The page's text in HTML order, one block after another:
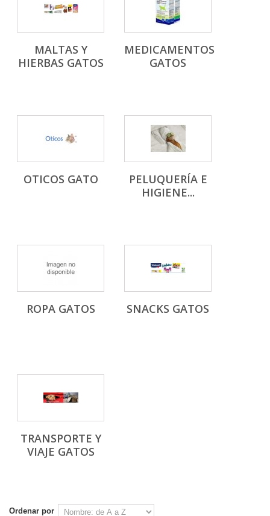
MALTAS Y
HIERBAS GATOS
MEDICAMENTOS
GATOS
OTICOS GATO
PELUQUERÍA E
HIGIENE...
ROPA GATOS SNACKS GATOS
TRANSPORTE Y
VIAJE GATOS
Ordenar por